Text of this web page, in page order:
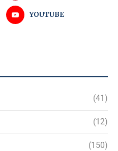
YOUTUBE
(41)
(12)
(150)